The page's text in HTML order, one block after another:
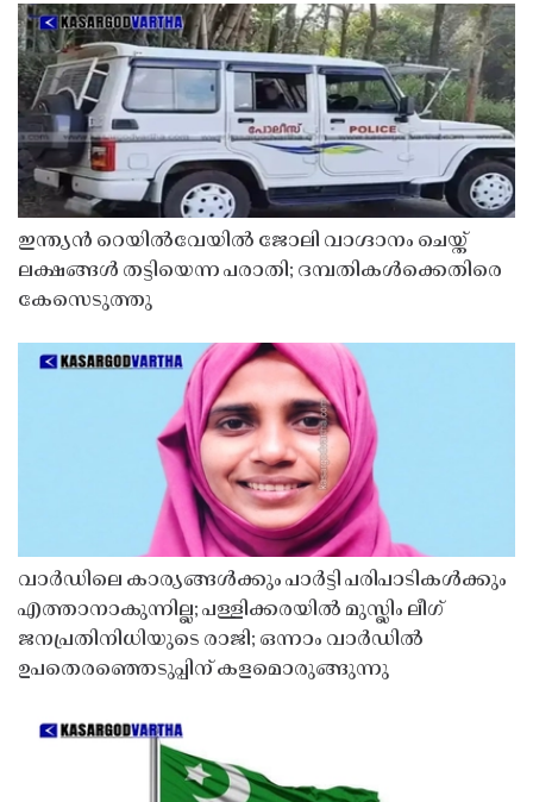
ഇന്ത്യൻ റെയിൽവേയിൽ ജോലി വാഗ്ദാനം ചെയ്ത്
ലക്ഷങ്ങൾ തട്ടിയെന്ന പരാതി; ദമ്പതികൾക്കെതിരെ
കേസെടുത്തു
വാർഡിലെ കാര്യങ്ങൾക്കും പാർട്ടി പരിപാടികൾക്കും
എത്താനാകുന്നില്ല; പള്ളിക്കരയിൽ മുസ്ലിം ലീഗ്
ജനപ്രതിനിധിയുടെ രാജി; ഒന്നാം വാർഡിൽ
ഉപതെരഞ്ഞെടുപ്പിന് കളമൊരുങ്ങുന്നു